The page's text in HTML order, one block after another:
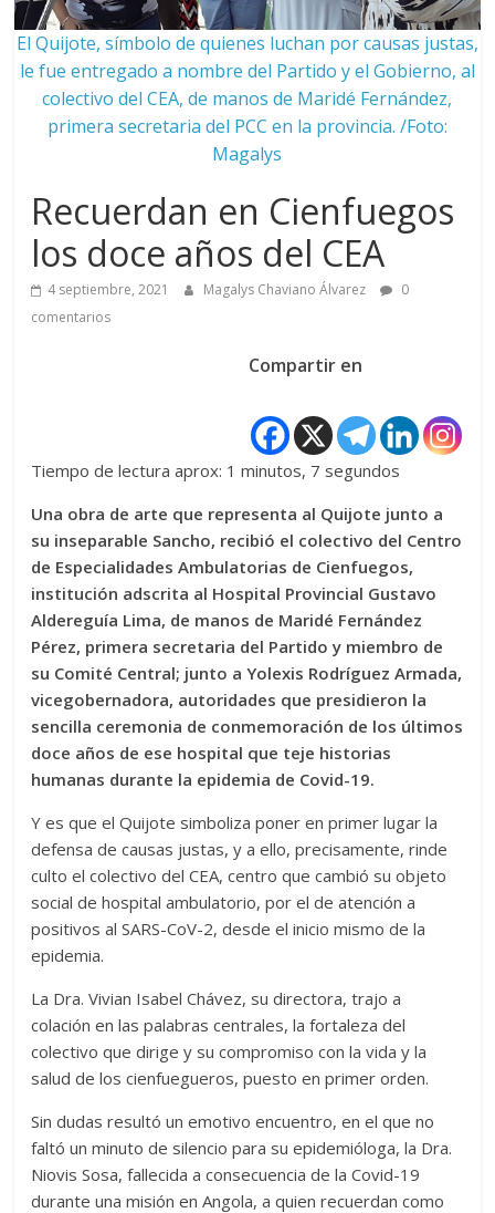
El Quijote, símbolo de quienes luchan por causas justas,
le fue entregado a nombre del Partido y el Gobierno, al
colectivo del CEA, de manos de Maridé Fernández,
primera secretaria del PCC en la provincia. /Foto:
Magalys
Recuerdan en Cienfuegos
los doce años del CEA
4 septiembre, 2021 Magalys Chaviano Álvarez
0
comentarios
Compartir en
Tiempo de lectura aprox: 1 minutos, 7 segundos
Una obra de arte que representa al Quijote junto a
su inseparable Sancho, recibió el colectivo del Centro
de Especialidades Ambulatorias de Cienfuegos,
institución adscrita al Hospital Provincial Gustavo
Aldereguía Lima, de manos de Maridé Fernández
Pérez, primera secretaria del Partido y miembro de
su Comité Central; junto a Yolexis Rodríguez Armada,
vicegobernadora, autoridades que presidieron la
sencilla ceremonia de conmemoración de los últimos
doce años de ese hospital que teje historias
humanas durante la epidemia de Covid-19.
Y es que el Quijote simboliza poner en primer lugar la
defensa de causas justas, y a ello, precisamente, rinde
culto el colectivo del CEA, centro que cambió su objeto
social de hospital ambulatorio, por el de atención a
positivos al SARS-CoV-2, desde el inicio mismo de la
epidemia.
La Dra. Vivian Isabel Chávez, su directora, trajo a
colación en las palabras centrales, la fortaleza del
colectivo que dirige y su compromiso con la vida y la
salud de los cienfuegueros, puesto en primer orden.
Sin dudas resultó un emotivo encuentro, en el que no
faltó un minuto de silencio para su epidemióloga, la Dra.
Niovis Sosa, fallecida a consecuencia de la Covid-19
durante una misión en Angola, a quien recuerdan como